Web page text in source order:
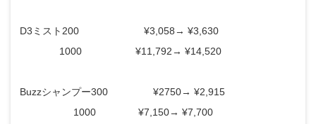
D3ミスト200 ¥3,058→ ¥3,630
1000 ¥11,792→ ¥14,520
Buzzシャンプー300 ¥2750→ ¥2,915
1000 ¥7,150→ ¥7,700